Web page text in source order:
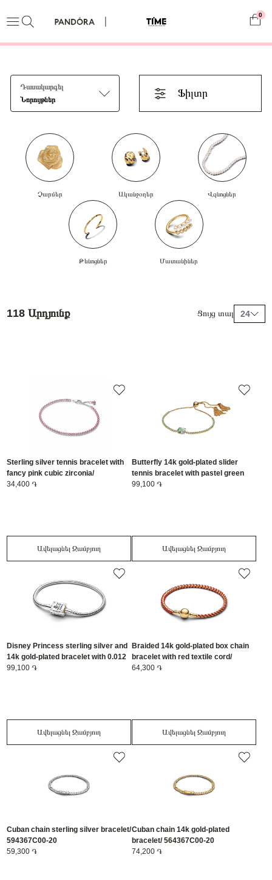
0
Դասակարգել
Նորույթներ
Ֆիլտր
Չարմեր Ականջօղեր Վզնոցներ
Թևնոցներ Մատանիներ
118 Արդյունք Ցույց տալ 24
Sterling silver tennis bracelet with
fancy pink cubic zirconia/
593927C02-18
34,400 ֏
Ավելացնել Զամբյուղ
Butterfly 14k gold-plated slider
tennis bracelet with pastel green
crystal and clear cubic zirconia/
99,100 ֏
Ավելացնել Զամբյուղ
Disney Princess sterling silver and
14k gold-plated bracelet with 0.012
ct TW G-I VS+ round brilliant very
99,100 ֏
Ավելացնել Զամբյուղ
Braided 14k gold-plated box chain
bracelet with red textile cord/
563816C01-19
64,300 ֏
Ավելացնել Զամբյուղ
Cuban chain sterling silver bracelet/
594367C00-20
59,300 ֏
Cuban chain 14k gold-plated
bracelet/ 564367C00-20
74,200 ֏